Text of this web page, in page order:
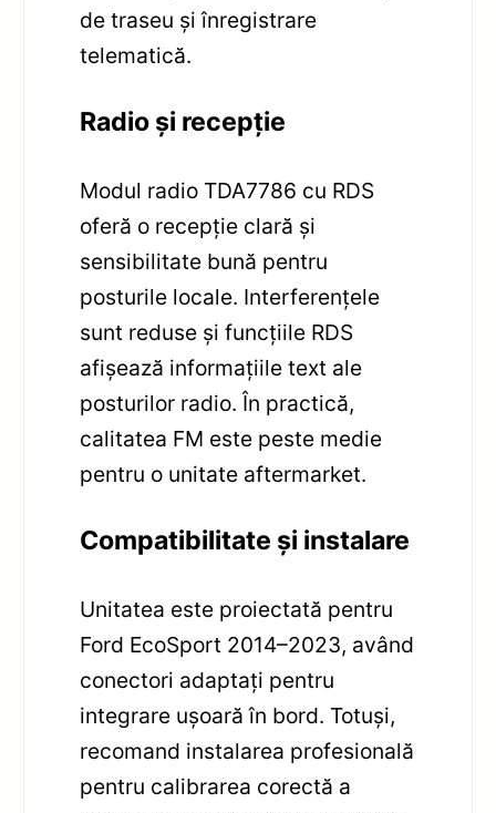
de traseu și înregistrare
telematică.
Radio și recepție
Modul radio TDA7786 cu RDS
oferă o recepție clară și
sensibilitate bună pentru
posturile locale. Interferențele
sunt reduse și funcțiile RDS
afișează informațiile text ale
posturilor radio. În practică,
calitatea FM este peste medie
pentru o unitate aftermarket.
Compatibilitate și instalare
Unitatea este proiectată pentru
Ford EcoSport 2014–2023, având
conectori adaptați pentru
integrare ușoară în bord. Totuși,
recomand instalarea profesională
pentru calibrarea corectă a